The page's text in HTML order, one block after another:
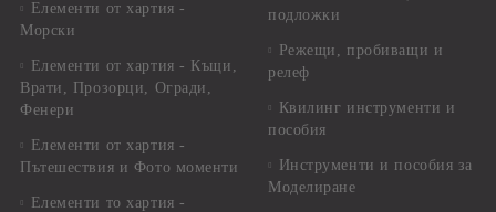
Елементи от хартия -
Морски
Елементи от хартия - Къщи,
Врати, Прозорци, Огради,
Фенери
Елементи от хартия -
Пътешествия и Фото моменти
Елементи то хартия -
подложки
Режещи, пробиващи и
релеф
Квилинг инструменти и
пособия
Инструменти и пособия за
Моделиране